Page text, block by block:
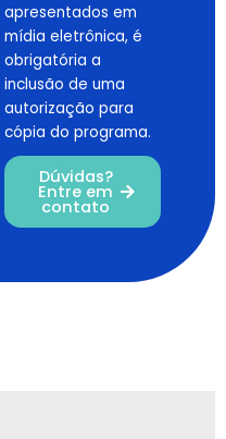
apresentados em
mídia eletrônica, é
obrigatória a
inclusão de uma
autorização para
cópia do programa.
Dúvidas?
Entre em
contato